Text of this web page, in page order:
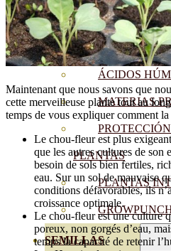
SUELO
ÁCIDOS
MATERIAS
PLANTAS
PLANTAS
SEMILLAS
Maintenant que nous savons que
cette merveilleuse plante tout au
temps de vous expliquer comment la
Le chou-fleur est plus
que les autres cultures de son
besoin de sols bien fertiles,
eau. Sur un sol de mauvaise
conditions défavorables, ils
croissance optimale.
Le chou-fleur est une culture
poreux, non gorgés d’eau,
temps la capacité de retenir